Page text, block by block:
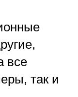
все
так и